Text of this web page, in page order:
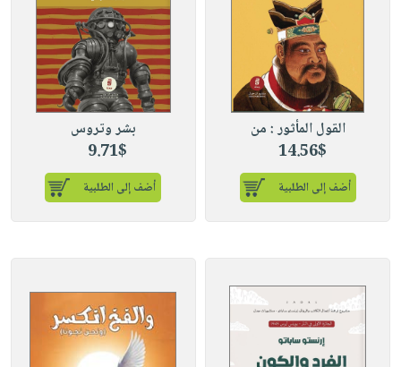
القول المأثور : من
14.56$
أضف إلى الطلبية
بشر وتروس
9.71$
أضف إلى الطلبية